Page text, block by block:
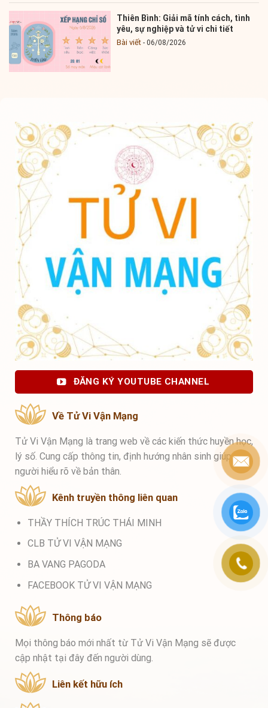
Thiên Bình: Giải mã tính cách, tình
yêu, sự nghiệp và tử vi chi tiết
Bài viết 06/08/2026
ĐĂNG KÝ YOUTUBE CHANNEL
Về Tử Vi Vận Mạng
Tử Vi Vận Mạng là trang web về các kiến thức huyền học,
lý số. Cung cấp thông tin, định hướng nhân sinh giúp mọi
người hiểu rõ về bản thân.
Kênh truyền thông liên quan
THẦY THÍCH TRÚC THÁI MINH
CLB TỬ VI VẬN MẠNG
BA VANG PAGODA
FACEBOOK TỬ VI VẬN MẠNG
Thông báo
Mọi thông báo mới nhất từ Tử Vi Vận Mạng sẽ được
cập nhật tại đây đến người dùng.
Liên kết hữu ích